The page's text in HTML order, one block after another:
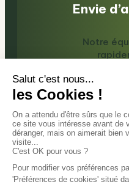
Envie
Notre
Actualités
R’PUR Recyclage
Nos engagements